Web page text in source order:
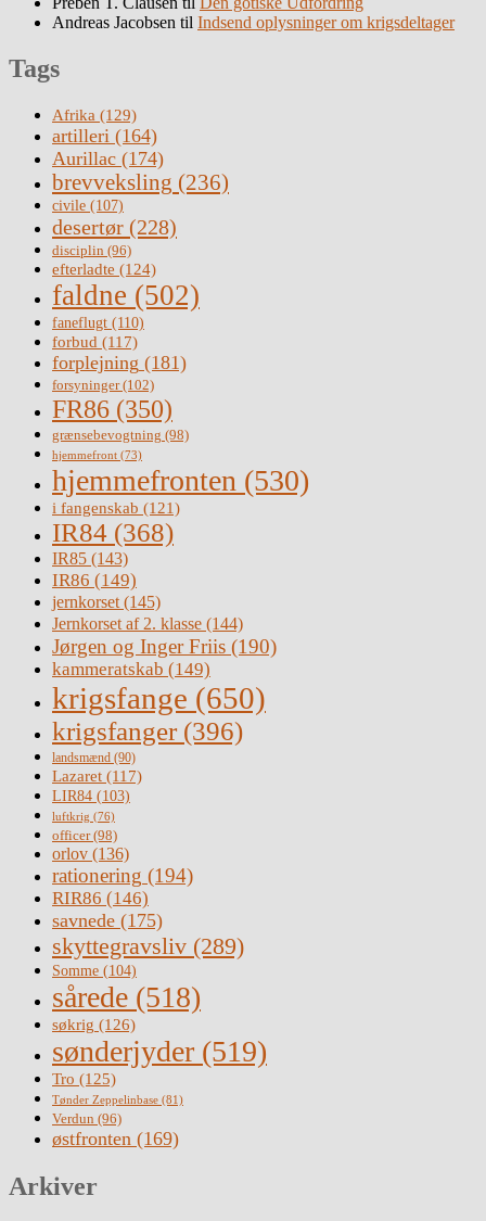
Andreas Jacobsen til Indsend oplysninger om krigsdeltager
Tags
Afrika (129)
artilleri (164)
Aurillac (174)
brevveksling (236)
civile (107)
desertør (228)
disciplin (96)
efterladte (124)
faldne (502)
faneflugt (110)
forbud (117)
forplejning (181)
forsyninger(102)
FR86 (350)
grænsebevogtning (98)
hjemmefront (73)
hjemmefronten (530)
i fangenskab (121)
IR84 (368)
IR85 (143)
IR86 (149)
jernkorset(145)
Jernkorset af 2. klasse (144)
Jørgen og Inger Friis (190)
kammeratskab (149)
krigsfange (650)
krigsfanger (396)
landsmænd (90)
Lazaret (117)
LIR84 (103)
luftkrig (76)
officer(98)
orlov (136)
rationering (194)
RIR86 (146)
savnede (175)
skyttegravsliv (289)
Somme (104)
sårede (518)
søkrig (126)
sønderjyder (519)
Tro (125)
Tønder Zeppelinbase (81)
Verdun (96)
østfronten (169)
Arkiver